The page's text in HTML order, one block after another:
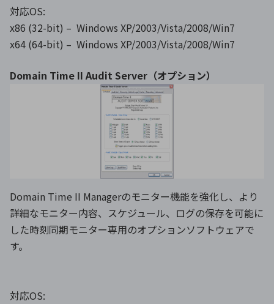
対応OS:
x86 (32-bit) – Windows XP/2003/Vista/2008/Win7
x64 (64-bit) – Windows XP/2003/Vista/2008/Win7
Domain Time II Audit Server（オプション）
Domain Time II Managerのモニター機能を強化し、より
詳細なモニター内容、スケジュール、ログの保存を可能に
した時刻同期モニター専用のオプションソフトウェアで
す。
対応OS: